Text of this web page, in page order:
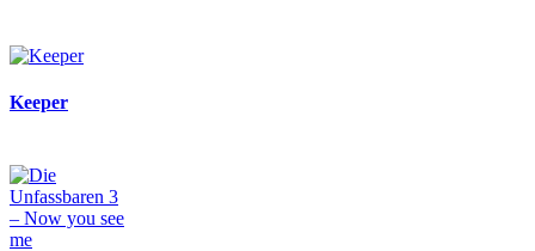
Keeper